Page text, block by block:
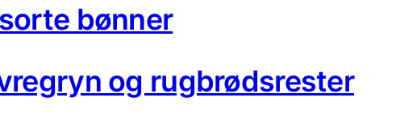
bønner
og rugbrødsrester